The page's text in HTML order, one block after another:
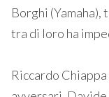
Borghi (Yamaha),
tra di loro ha
Riccardo